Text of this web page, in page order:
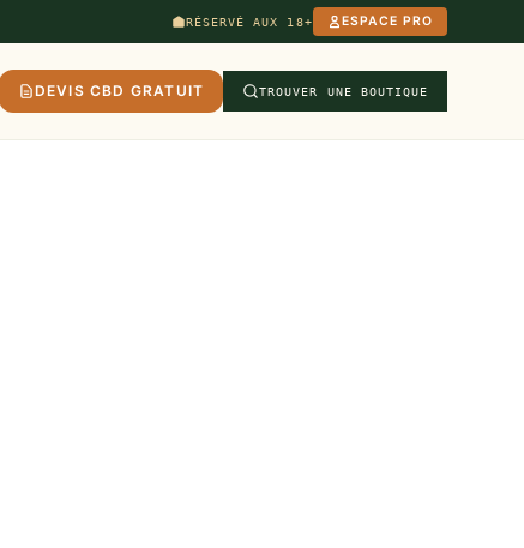
RÉSERVÉ AUX 18+ ESPACE PRO
DEVIS CBD GRATUIT TROUVER UNE BOUTIQUE